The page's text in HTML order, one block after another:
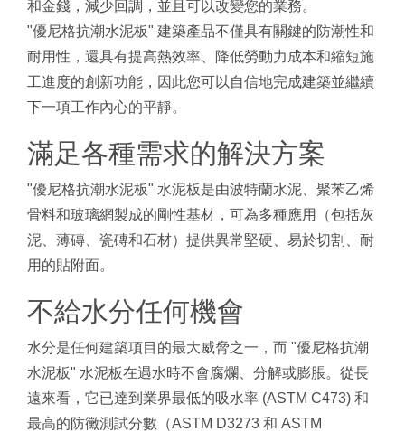
和金錢，減少回調，並且可以改變您的業務。
"優尼格抗潮水泥板" 建築產品不僅具有關鍵的防潮性和
耐用性，還具有提高熱效率、降低勞動力成本和縮短施
工進度的創新功能，因此您可以自信地完成建築並繼續
下一項工作內心的平靜。
滿足各種需求的解決方案
"優尼格抗潮水泥板" 水泥板是由波特蘭水泥、聚苯乙烯
骨料和玻璃網製成的剛性基材，可為多種應用（包括灰
泥、薄磚、瓷磚和石材）提供異常堅硬、易於切割、耐
用的貼附面。
不給水分任何機會
水分是任何建築項目的最大威脅之一，而 "優尼格抗潮
水泥板" 水泥板在遇水時不會腐爛、分解或膨脹。從長
遠來看，它已達到業界最低的吸水率 (ASTM C473) 和
最高的防黴測試分數（ASTM D3273 和 ASTM